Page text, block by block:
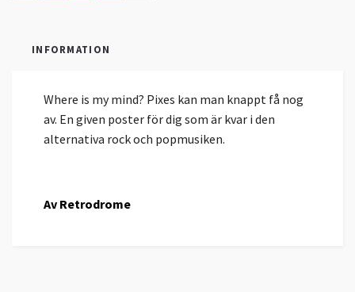
INFORMATION
Where is my mind? Pixes kan man knappt få nog
av. En given poster för dig som är kvar i den
alternativa rock och popmusiken.
Av Retrodrome